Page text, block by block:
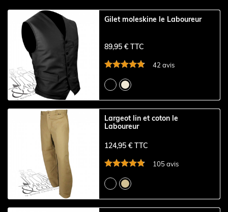
Gilet moleskine le Laboureur
89,95 € TTC
42 avis
Largeot lin et coton le
Laboureur
124,95 € TTC
105 avis